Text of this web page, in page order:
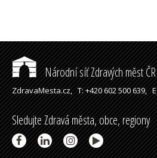
Národní síť Zdravých měst ČR
ZdravaMesta.cz,T: +420 602 500 639,
Sledujte Zdravá města, obce, regiony